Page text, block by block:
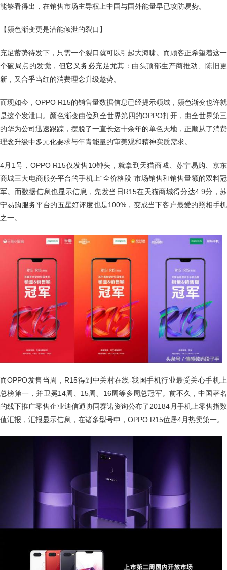
能够看得出，在销售市场主导权上中国与国外能量早已攻防易势。
【颜色渐变更是潜能倾泄的裂口】
充足蓄势待发下，只需一个裂口就可以引起大海啸。而顾客正希望着这一
个破局点的发觉，但它又务必充足尤其：由头顶部生产商推动、陈旧更
新，又合乎当红的消费理念升级趁势。
而现如今，OPPO R15的销售量数据信息已经提示领域，颜色渐变也许就
是这个发泄口。颜色渐变由位列全世界第四的OPPO打开，由全世界第三
的华为公司迅速跟踪，摆脱了一直长达十余年的单色天地，正顺从了消费
理念升级中多元化要求与年青能量的审美观和精神实质需求。
4月1号，OPPO R15仅发售10钟头，就拿到天猫商城、苏宁易购、京东
商城三大电商服务平台的手机上“全价格段”市场销售和销售量额的双料冠
军。而数据信息也显示信息，先发当日R15在天猫商城得分达4.9分，苏
宁易购服务平台的五星好评度也是100%，变成当下客户最爱的照相手机
之一。
而OPPO发售当周，R15得到中关村在线-我国手机行业最受关心手机上
总榜第一，并卫冕14周、15周、16周等多周总冠军。前不久，中国著名
的线下推广零售企业迪信通协同赛诺资询公布了20184月手机上零售指数
值汇报，汇报显示信息，在诸多型号中，OPPO R15位居4月热卖第一。